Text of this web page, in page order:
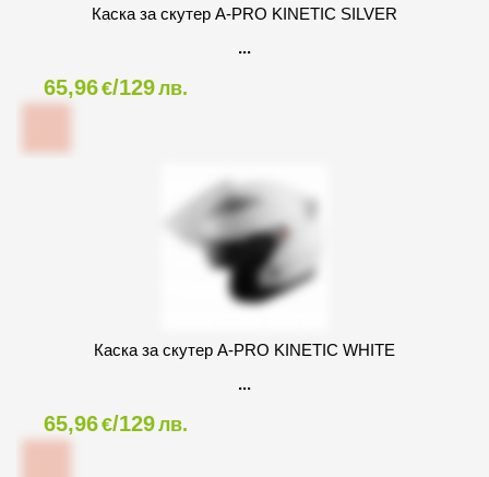
Каска за скутер A-PRO KINETIC SILVER
65,96€/129лв.
Каска за скутер A-PRO KINETIC WHITE
65,96€/129лв.